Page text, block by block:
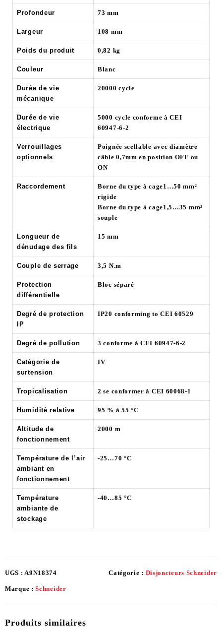
Profondeur 73 mm
Largeur 108 mm
Poids du produit 0,82 kg
Couleur Blanc
Durée de vie
mécanique
20000 cycle
Durée de vie
électrique
5000 cycle conforme à CEI
60947-6-2
Verrouillages
optionnels
Poignée scellable avec diamètre
câble 0,7mm en position OFF ou
ON
Raccordement
Borne du type à cage1…50 mm²
rigide
Borne du type à cage1,5…35 mm²
souple
Longueur de
dénudage des fils
15 mm
Couple de serrage 3,5 N.m
Protection
différentielle
Bloc séparé
Degré de protection
IP
IP20 conforming to CEI 60529
Degré de pollution 3 conforme à CEI 60947-6-2
Catégorie de
surtension
IV
Tropicalisation 2 se conformer à CEI 60068-1
Humidité relative 95 % à 55 °C
Altitude de
fonctionnement
2000 m
Température de l’air
ambiant en
fonctionnement
-25…70 °C
Température
ambiante de
stockage
-40…85 °C
UGS :A9N18374 Catégorie : Disjoncteurs Schneider
Marque :Schneider
Produits similaires